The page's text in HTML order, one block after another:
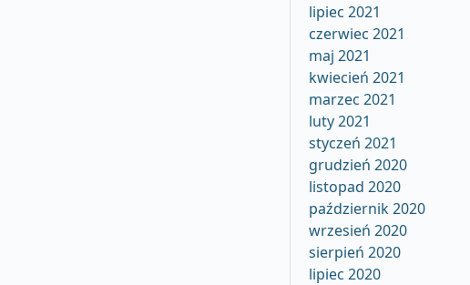
lipiec 2021
czerwiec 2021
maj 2021
kwiecień 2021
marzec 2021
luty 2021
styczeń 2021
grudzień 2020
listopad 2020
październik 2020
wrzesień 2020
sierpień 2020
lipiec 2020